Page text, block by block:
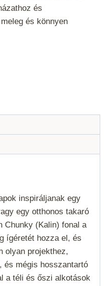
és
és könnyen
inspiráljanak egy
egy otthonos takaró
Chunky (Kalin) fonal a
ígéretét hozza el, és
olyan projekthez,
és mégis hosszantartó
a téli és őszi alkotások